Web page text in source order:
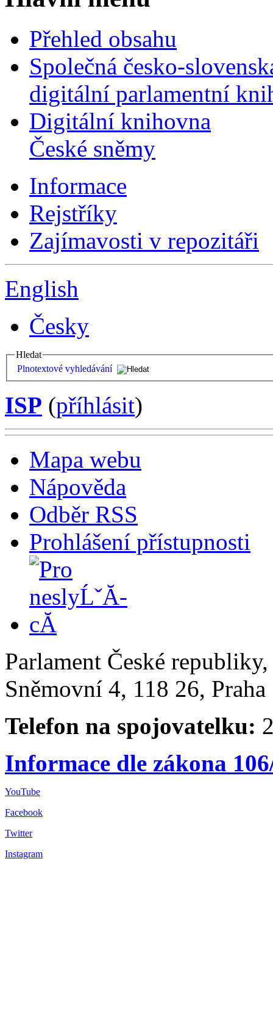
Přehled obsahu
Společná česko-
digitální parlamentní
Digitální knihovna
České sněmy
Informace
Rejstříky
Zajímavosti v repozitáři
English
Česky
Hledat
Plnotextové vyhledávání
ISP (příhlásit)
Mapa webu
Nápověda
Odběr RSS
Prohlášení přístupnosti
Parlament České
Sněmovní 4, 118 26,
Telefon na spojovatelku:
Informace dle zákona
YouTube
Facebook
Twitter
Instagram